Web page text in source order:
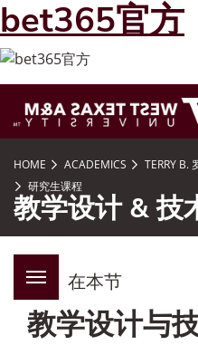
bet365官方
HOME ACADEMICS TERRY B.
研究生课程
教学设计 & 技
在本节
教学设计与